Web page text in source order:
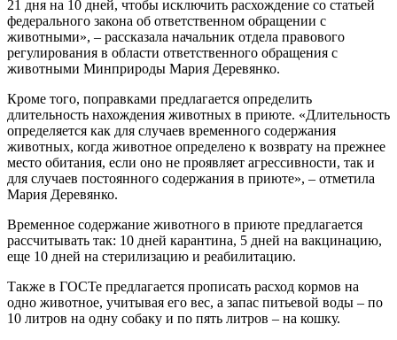
21 дня на 10 дней, чтобы исключить расхождение со статьей
федерального закона об ответственном обращении с
животными», – рассказала начальник отдела правового
регулирования в области ответственного обращения с
животными Минприроды Мария Деревянко.
Кроме того, поправками предлагается определить
длительность нахождения животных в приюте. «Длительность
определяется как для случаев временного содержания
животных, когда животное определено к возврату на прежнее
место обитания, если оно не проявляет агрессивности, так и
для случаев постоянного содержания в приюте», – отметила
Мария Деревянко.
Временное содержание животного в приюте предлагается
рассчитывать так: 10 дней карантина, 5 дней на вакцинацию,
еще 10 дней на стерилизацию и реабилитацию.
Также в ГОСТе предлагается прописать расход кормов на
одно животное, учитывая его вес, а запас питьевой воды – по
10 литров на одну собаку и по пять литров – на кошку.